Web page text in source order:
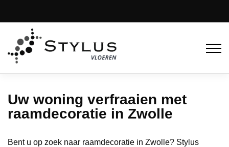
Uw woning verfraaien met
raamdecoratie in Zwolle
Bent u op zoek naar raamdecoratie in Zwolle? Stylus